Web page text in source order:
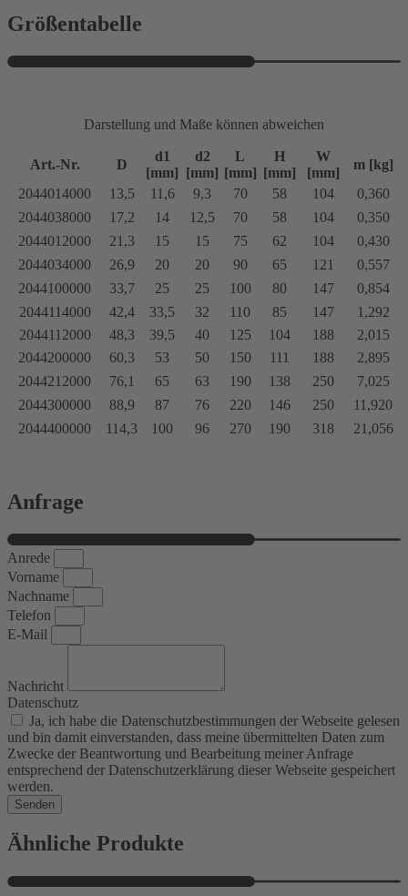
Größentabelle
Darstellung und Maße können abweichen
Art.-Nr. D
d1
[mm]
d2
[mm]
L
[mm]
H
[mm]
W
[mm]
m [kg]
2044014000
13,5 11,6 9,3 70 58 104
0,360
2044038000
17,2 14 12,5 70 58 104
0,350
2044012000
21,3 15 15 75 62 104
0,430
2044034000
26,9 20 20 90 65 121
0,557
2044100000
33,7 25 25 100 80 147
0,854
2044114000
42,4 33,5 32 110 85 147
1,292
2044112000
48,3 39,5 40 125 104 188
2,015
2044200000
60,3 53 50 150 111 188
2,895
2044212000
76,1 65 63 190 138 250
7,025
2044300000
88,9 87 76 220 146 250
11,920
2044400000
114,3 100 96 270 190 318 21,056
Anfrage
Anrede
Vorname
Nachname
Telefon
E-Mail
Nachricht
Datenschutz
Ja, ich habe die Datenschutzbestimmungen der Webseite gelesen
und bin damit einverstanden, dass meine übermittelten Daten zum
Zwecke der Beantwortung und Bearbeitung meiner Anfrage
entsprechend der Datenschutzerklärung dieser Webseite gespeichert
werden.
Senden
Ähnliche Produkte